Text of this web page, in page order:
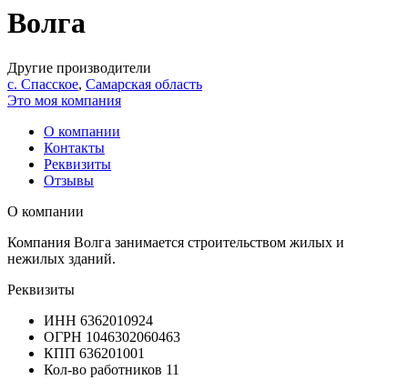
Волга
Другие производители
с. Спасское, Самарская область
Это моя компания
О компании
Контакты
Реквизиты
Отзывы
О компании
Компания Волга занимается строительством жилых и
нежилых зданий.
Реквизиты
ИНН 6362010924
ОГРН 1046302060463
КПП 636201001
Кол-во работников 11